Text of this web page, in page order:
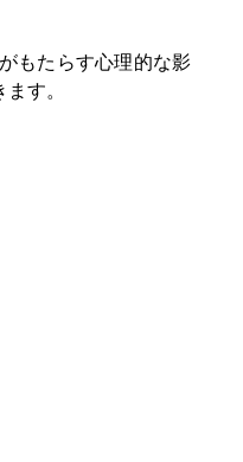
もたらす心理的な影
す。